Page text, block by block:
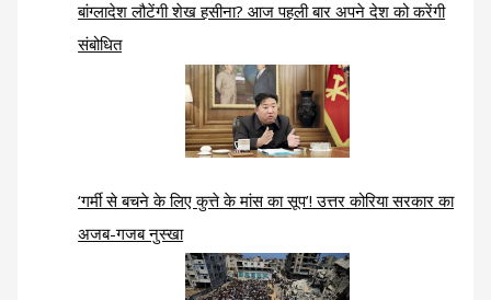
बांग्लादेश लौटेंगी शेख हसीना? आज पहली बार अपने देश को करेंगी
संबोधित
‘गर्मी से बचने के लिए कुत्ते के मांस का सूप’! उत्तर कोरिया सरकार का
अजब-गजब नुस्खा